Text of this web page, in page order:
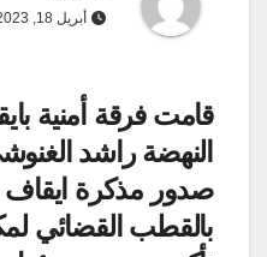
أبريل 18, 2023
قامت فرقة أمنية
النهضة راشد
صدور مذكرة ايقاف
بالقطب القضائي